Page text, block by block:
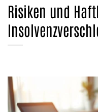
Risiken und